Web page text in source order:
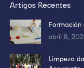
Artigos Recentes
Formación
abril 8,
Limpeza